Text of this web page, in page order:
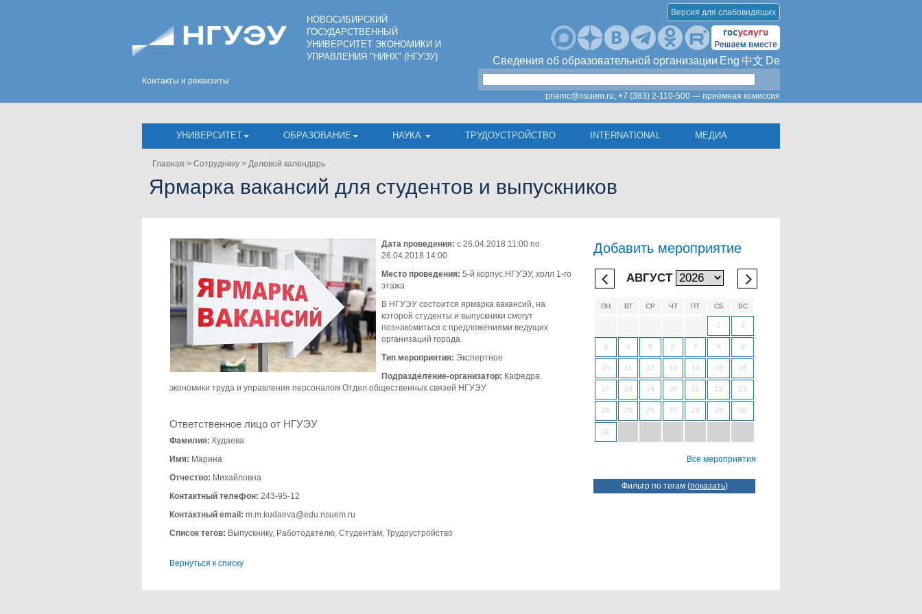
Контакты и реквизиты
НОВОСИБИРСКИЙ
ГОСУДАРСТВЕННЫЙ
УНИВЕРСИТЕТ ЭКОНОМИКИ И
УПРАВЛЕНИЯ "НИНХ" (НГУЭУ)
Версия для слабовидящих
Сведения об образовательной организации Eng 中文 De
priemc@nsuem.ru, +7 (383) 2-110-500 — приёмная комиссия
УНИВЕРСИТЕТ ОБРАЗОВАНИЕ НАУКА ТРУДОУСТРОЙСТВО INTERNATIONAL МЕДИА
Главная > Сотруднику > Деловой календарь
Ярмарка вакансий для студентов и выпускников
Добавить мероприятие
АВГУСТ
ПН ВТ СР ЧТ ПТ СБ ВС
1 2
3 4 5 6 7 8 9
10 11 12 13 14 15 16
17 18 19 20 21 22 23
24 25 26 27 28 29 30
31
Все мероприятия
Фильтр по тегам (показать)
Дата проведения: с 26.04.2018 11:00 по
26.04.2018 14:00
Место проведения: 5-й корпус НГУЭУ, холл 1-го
этажа
В НГУЭУ состоится ярмарка вакансий, на
которой студенты и выпускники смогут
познакомиться с предложениями ведущих
организаций города.
Тип мероприятия: Экспертное
Подразделение-организатор: Кафедра
экономики труда и управления персоналом Отдел общественных связей НГУЭУ
Ответственное лицо от НГУЭУ
Фамилия: Кудаева
Имя: Марина
Отчество: Михайловна
Контактный телефон: 243-95-12
Контактный email: m.m.kudaeva@edu.nsuem.ru
Список тегов: Выпускнику, Работодателю, Студентам, Трудоустройство
Вернуться к списку